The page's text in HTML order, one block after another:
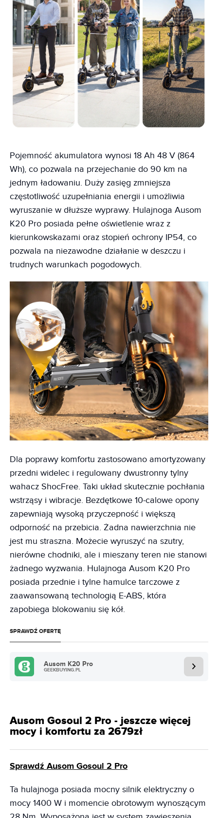
Pojemność akumulatora wynosi 18 Ah 48 V (864
Wh), co pozwala na przejechanie do 90 km na
jednym ładowaniu. Duży zasięg zmniejsza
częstotliwość uzupełniania energii i umożliwia
wyruszanie w dłuższe wyprawy. Hulajnoga Ausom
K20 Pro posiada pełne oświetlenie wraz z
kierunkowskazami oraz stopień ochrony IP54, co
pozwala na niezawodne działanie w deszczu i
trudnych warunkach pogodowych.
Dla poprawy komfortu zastosowano amortyzowany
przedni widelec i regulowany dwustronny tylny
wahacz ShocFree. Taki układ skutecznie pochłania
wstrząsy i wibracje. Bezdętkowe 10-calowe opony
zapewniają wysoką przyczepność i większą
odporność na przebicia. Żadna nawierzchnia nie
jest mu straszna. Możecie wyruszyć na szutry,
nierówne chodniki, ale i mieszany teren nie stanowi
żadnego wyzwania. Hulajnoga Ausom K20 Pro
posiada przednie i tylne hamulce tarczowe z
zaawansowaną technologią E-ABS, która
zapobiega blokowaniu się kół.
SPRAWDŹ OFERTĘ
Ausom K20 Pro
GEEKBUYING.PL
Ausom Gosoul 2 Pro - jeszcze więcej
mocy i komfortu za 2679zł
Sprawdź Ausom Gosoul 2 Pro
Ta hulajnoga posiada mocny silnik elektryczny o
mocy 1400 W i momencie obrotowym wynoszącym